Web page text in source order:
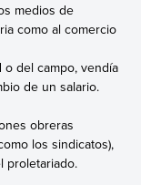
medios de
como al comercio
del campo, vendía
de un salario.
obreras
los sindicatos),
proletariado.